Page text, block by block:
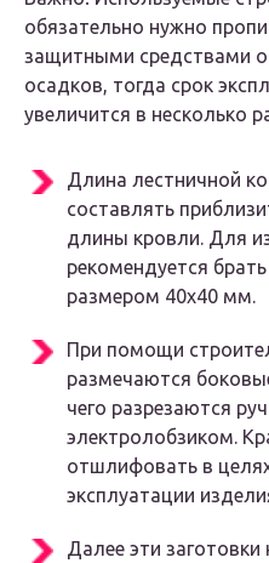
обязательно нужно
защитными средствами
осадков, тогда срок
увеличится в несколько
Длина лестничной
составлять
длины кровли. Для
рекомендуется
размером 40х40 мм.
При помощи
размечаются
чего разрезаются
электролобзиком.
отшлифовать в
эксплуатации
Далее эти